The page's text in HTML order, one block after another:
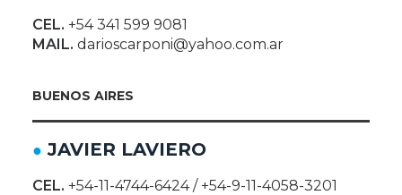
CEL. +54 341 599 9081
MAIL. darioscarponi@yahoo.com.ar
BUENOS AIRES
● JAVIER LAVIERO
CEL. +54-11-4744-6424 / +54-9-11-4058-3201